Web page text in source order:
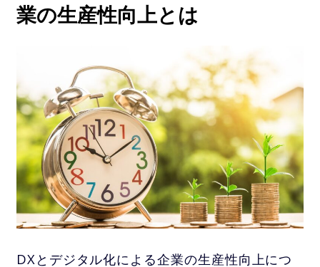
業の生産性向上とは
DXとデジタル化による企業の生産性向上につ